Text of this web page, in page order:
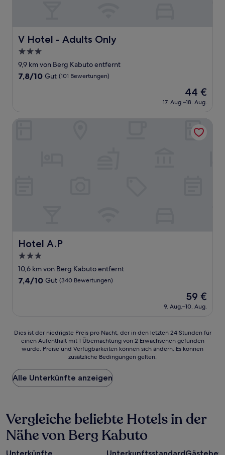
V Hotel - Adults Only
V Hotel - Adults Only
3.0-
Sterne-
Unterkunft
9,9 km von Berg Kabuto entfernt
7.8
Bewertungen)
7,8/10 Gut (101 Bewertungen)
Der
Preis
beträgt
44 €
17. Aug.–18. Aug.
Hotel A.P
Hotel A.P
3.0-
Sterne-
Unterkunft
10,6 km von Berg Kabuto entfernt
7.4
7,4/10 Gut (340 Bewertungen)
Der
Preis
beträgt
59 €
9. Aug.–10. Aug.
Dies
der
Preis
pro
Nacht,
den
letzten
24 Stunden
für
einen
Dies ist der niedrigste Preis pro Nacht, der in den letzten 24 Stunden für
einen Aufenthalt mit 1 Übernachtung von 2 Erwachsenen gefunden
wurde. Preise und Verfügbarkeiten können sich ändern. Es können
zusätzliche Bedingungen gelten.
Alle Unterkünfte anzeigen
Vergleiche beliebte Hotels in der
Nähe von Berg Kabuto